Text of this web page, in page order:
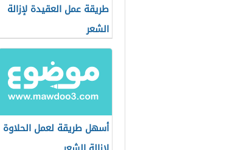
طريقة عمل العقيدة لإزالة
الشعر
أسهل طريقة لعمل الحلاوة